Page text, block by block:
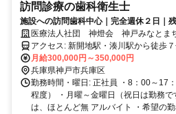
訪問診療の歯科衛生士
施設への訪問歯科中心｜完全週休２日｜
ンク歓迎｜一緒に地域の患者様を支える
医療法人社団 神燈会 神戸みなとま
月給300,000円～350,000円
兵庫県神戸市兵庫区
勤務時間・曜日: 正社員 ・8：00～17
程度） ・月曜～金曜日（祝日は勤務
は、ほとんど無 アルバイト ・希望の